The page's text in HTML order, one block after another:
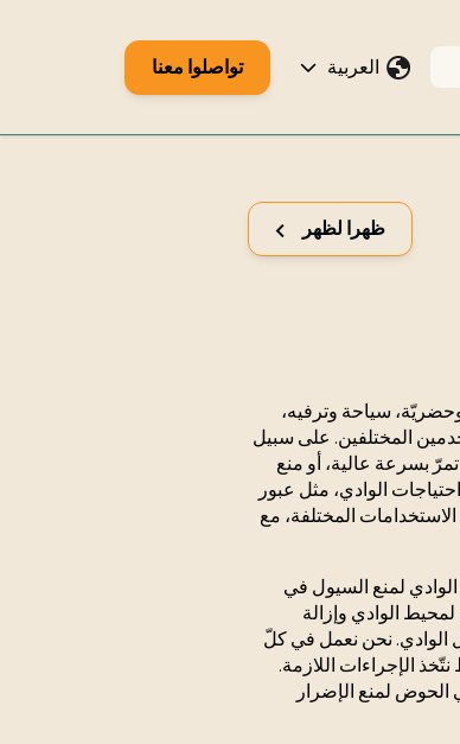
العربية تواصلوا معنا
ظهرا لظهر
سياحة وترفيه،
المختلفين. على سبيل
بسرعة عالية، أو منع
الوادي، مثل عبور
المختلفة، مع
الوادي لمنع السيول في
الوادي وإزالة
الوادي. نحن نعمل في كلّ
الإجراءات اللازمة.
الحوض لمنع الإضرار